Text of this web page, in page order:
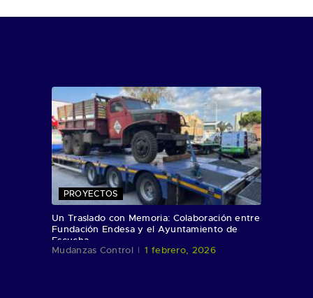
PROYECTOS
Un Traslado con Memoria: Colaboración entre
Fundación Endesa y el Ayuntamiento de
Escucha
Mudanzas Control
1 febrero, 2026